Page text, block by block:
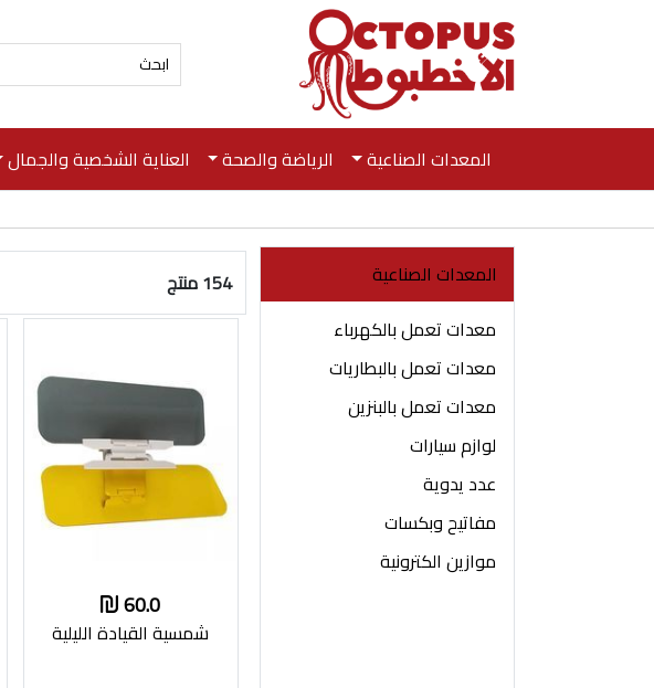
المعدات الصناعية الرياضة والصحة العناية الشخصية والجمال
المعدات الصناعية
معدات تعمل بالكهرباء
معدات تعمل بالبطاريات
معدات تعمل بالبنزين
لوازم سيارات
عدد يدوية
مفاتيح وبكسات
موازين الكترونية
154 منتج
60.0
شمسية القيادة الليلية